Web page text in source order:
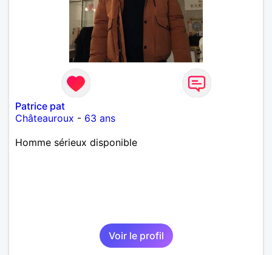
Patrice pat
Châteauroux - 63 ans
Homme sérieux disponible
Voir le profil